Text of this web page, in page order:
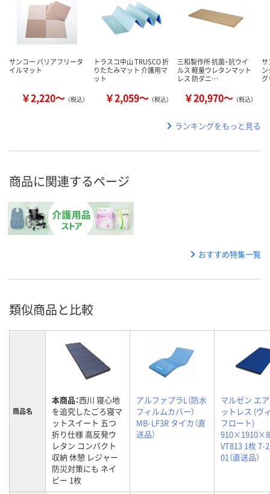
サンコー バリアフリータ
イルマット
￥2,220～ （税込）
トラスコ中山 TRUSCO 折
りたたみマット 介護用マ
ット
￥2,059～ （税込）
三和製作所 抗菌・抗ウイ
ルス 軽量ウレタンマット
レス 防ダニ…
￥20,970～ （税込）
サ
ランキングをもっと見る
商品に関連するページ
おすすめ特集一覧
類似商品と比較
商品名
本商品：西川 寝心地
を追究したごろ寝マ
ットスイート 五つ
折り仕様 高反発ウ
レタン コンパクト
収納 休憩 レジャー
防災対策にも ネイ
ビー 1枚
アルファプラL（防水
フィルムカバー）
MB-LF3R タイカ（直
送品）
マルゼン エ
ットレス (ヴ
フロート)
VT813 1枚 7-
01（直送品）